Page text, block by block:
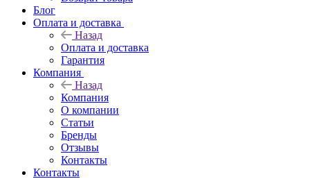
Блог
Оплата и доставка
Назад
Оплата и доставка
Гарантия
Компания
Назад
Компания
О компании
Статьи
Бренды
Отзывы
Контакты
Контакты